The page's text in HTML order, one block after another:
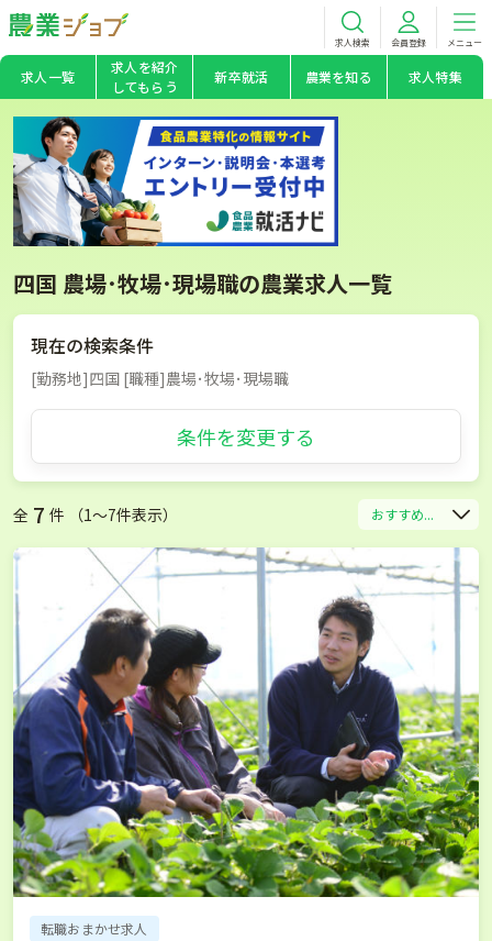
求人検索 会員登録 メニュー
求人一覧
求人を紹介
してもらう
新卒就活 農業を知る 求人特集
四国 農場･牧場･現場職の農業求人一覧
現在の検索条件
[勤務地]四国 [職種]農場･牧場･現場職
条件を変更する
全 7 件 （1〜7件表示） おすすめ...
転職おまかせ求人